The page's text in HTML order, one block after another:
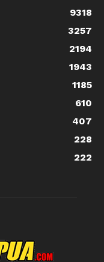
9318
3257
2194
1943
1185
610
407
228
222